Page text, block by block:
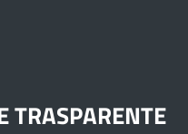
TRASPARENTE